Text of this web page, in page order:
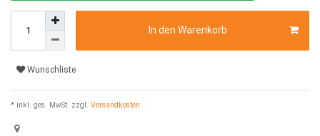
In den Warenkorb
Wunschliste
* inkl. ges. MwSt. zzgl. Versandkosten